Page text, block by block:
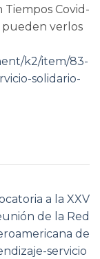
Tiempos Covid-
pueden verlos
k2/item/83-
solidario-
a la XXV
de la Red
de
servicio